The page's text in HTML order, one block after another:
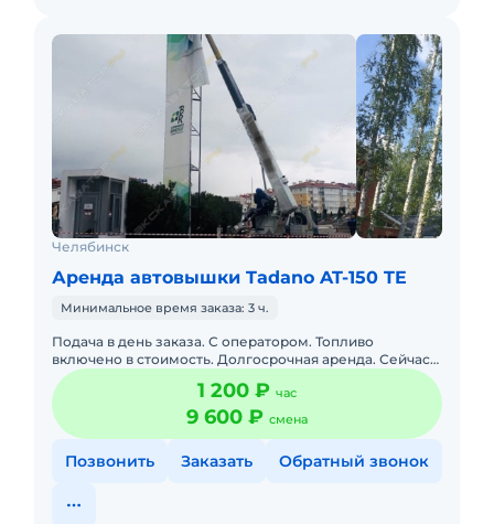
Челябинск
Аренда автовышки Tadano AT-150 TE
Минимальное время заказа: 3 ч.
Подача в день заказа. С оператором. Топливо
включено в стоимость. Долгосрочная аренда. Сейчас
свободна. Бесплатная доставка на место.
Краткосрочная аренда.1 200 ₽ час
9 600 ₽ смена
Позвонить Заказать Обратный звонок